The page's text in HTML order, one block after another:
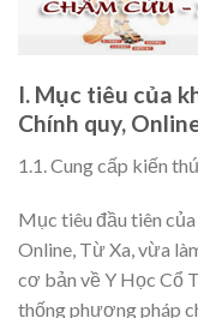
I. Mục tiêu của
Chính quy,
1.1. Cung cấp kiến
Mục tiêu đầu tiên
Online, Từ Xa, vừa
cơ bản về Y Học Cổ
thống phương pháp